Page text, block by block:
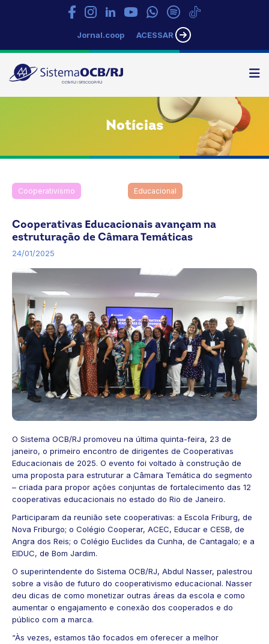
Jornal.coop ACESSAR
Sistema
OCB/RJ
Notícias
Cooperativismo Educacional
Cooperativas Educacionais avançam na
estruturação de Câmara Temáticas
24/01/2025
O Sistema OCB/RJ promoveu na última quinta-feira, 23 de
janeiro, o primeiro encontro de dirigentes de Cooperativas
Educacionais de 2025. O evento foi voltado à construção de
uma proposta para estruturar a Câmara Temática do segmento
– criada para propor ações conjuntas de fortalecimento das 12
cooperativas educacionais no estado do Rio de Janeiro.
Participaram da reunião sete cooperativas: a Escola Friburg, de
Nova Friburgo; o Colégio Cooperar, ACEC, Educar e CESB, de
Angra dos Reis; o Colégio Euclides da Cunha, de Cantagalo; e a
EIDUC, de Bom Jardim.
O superintendente do Sistema OCB/RJ, Abdul Nasser, palestrou
sobre a visão de futuro do cooperativismo educacional. Nasser
deu dicas de como monetizar outras áreas da escola e como
aumentar o engajamento e conexão dos cooperados e do
público com a marca.
“Às vezes, estamos tão focados em oferecer a melhor